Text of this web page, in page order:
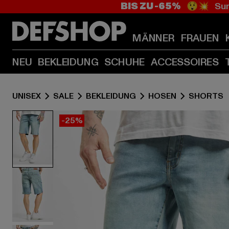
BIS ZU -65% 😲💥
MÄNNER FRAUEN
NEU BEKLEIDUNG SCHUHE ACCESSOIRES
UNISEX SALE BEKLEIDUNG HOSEN SHORTS
-25%